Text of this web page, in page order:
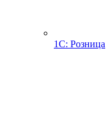
1С: Розница